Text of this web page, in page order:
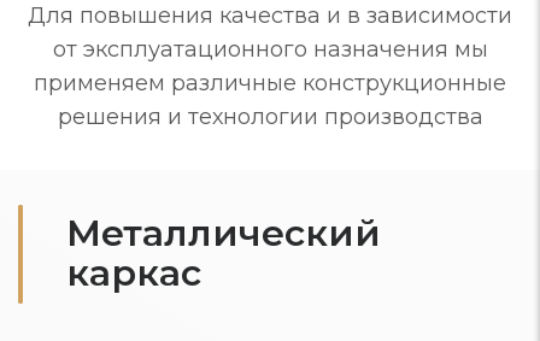
Для повышения качества и в зависимости
от эксплуатационного назначения мы
применяем различные конструкционные
решения и технологии производства
Металлический
каркас